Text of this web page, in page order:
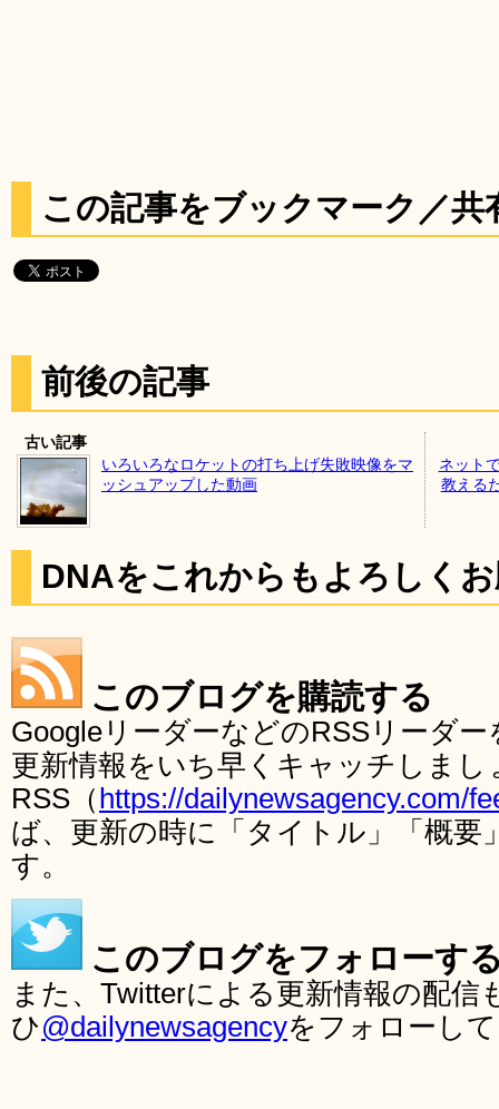
この記事をブックマーク／共
前後の記事
古い記事
いろいろなロケットの打ち上げ失敗映像をマ
ッシュアップした動画
ネット
教える
DNAをこれからもよろしく
このブログを購読する
GoogleリーダーなどのRSSリーダ
更新情報をいち早くキャッチしま
RSS（ https://dailynewsagency.com/
ば、更新の時に「タイトル」「概要
す。
このブログをフォローす
また、Twitterによる更新情報の配
ひ@dailynewsagencyをフォローし